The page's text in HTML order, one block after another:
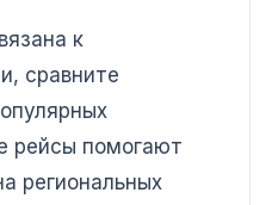
к
сравните
рейсы помогают
региональных